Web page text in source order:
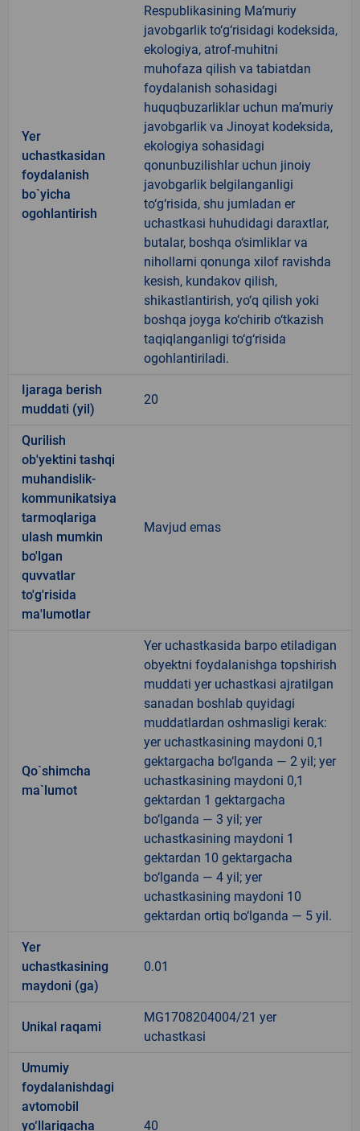
Yer
uchastkasidan
foydalanish
bo`yicha
ogohlantirish
Respublikasining Ma’muriy
javobgarlik to‘g‘risidagi kodeksida,
ekologiya, atrof-muhitni
muhofaza qilish va tabiatdan
foydalanish sohasidagi
huquqbuzarliklar uchun ma’muriy
javobgarlik va Jinoyat kodeksida,
ekologiya sohasidagi
qonunbuzilishlar uchun jinoiy
javobgarlik belgilanganligi
to‘g‘risida, shu jumladan er
uchastkasi huhudidagi daraxtlar,
butalar, boshqa o‘simliklar va
nihollarni qonunga xilof ravishda
kesish, kundakov qilish,
shikastlantirish, yo‘q qilish yoki
boshqa joyga ko‘chirib o‘tkazish
taqiqlanganligi to‘g‘risida
ogohlantiriladi.
Ijaraga berish
muddati (yil)
20
Qurilish
ob'yektini tashqi
muhandislik-
kommunikatsiya
tarmoqlariga
ulash mumkin
bo'lgan
quvvatlar
to'g'risida
ma'lumotlar
Mavjud emas
Qo`shimcha
ma`lumot
Yer uchastkasida barpo etiladigan
obyektni foydalanishga topshirish
muddati yer uchastkasi ajratilgan
sanadan boshlab quyidagi
muddatlardan oshmasligi kerak:
yer uchastkasining maydoni 0,1
gektargacha bo‘lganda — 2 yil; yer
uchastkasining maydoni 0,1
gektardan 1 gektargacha
bo‘lganda — 3 yil; yer
uchastkasining maydoni 1
gektardan 10 gektargacha
bo‘lganda — 4 yil; yer
uchastkasining maydoni 10
gektardan ortiq bo‘lganda — 5 yil.
Yer
uchastkasining
maydoni (ga)
0.01
Unikal raqami
MG1708204004/21 yer
uchastkasi
Umumiy
foydalanishdagi
avtomobil
yo‘llarigacha
40